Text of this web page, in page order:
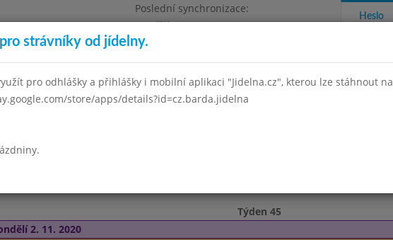
Poslední synchronizace:
Pondělí 3.8.2026 12:03
Omezení objednávek
Ostopovice, okres Brno - venkov, příspěvková
Heslo
Týden 45
2. 11. 2020
strávníky od jídelny.
pro odhlášky a přihlášky i mobilní aplikaci "Jidelna.cz", kterou lze stáhnout na
store/apps/details?id=cz.barda.jidelna